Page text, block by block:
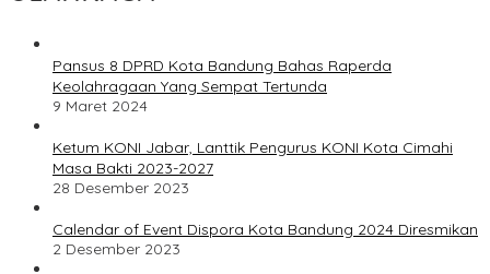
Pansus 8 DPRD Kota Bandung Bahas Raperda
Keolahragaan Yang Sempat Tertunda
9 Maret 2024
Ketum KONI Jabar, Lanttik Pengurus KONI Kota Cimahi
Masa Bakti 2023-2027
28 Desember 2023
Calendar of Event Dispora Kota Bandung 2024 Diresmikan
2 Desember 2023